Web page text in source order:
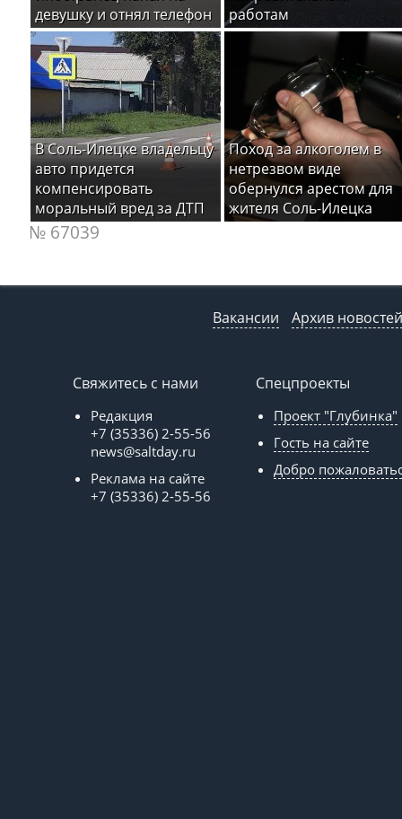
девушку и отнял телефон
работам
В Соль-Илецке владельцу
авто придется
компенсировать
моральный вред за ДТП
Поход за алкоголем в
нетрезвом виде
обернулся арестом для
жителя Соль-Илецка
№ 67039
Вакансии Архив новостей
Свяжитесь с нами
Редакция
+7 (35336) 2-55-56
news@saltday.ru
Реклама на сайте
+7 (35336) 2-55-56
Спецпроекты
Проект "Глубинка"
Гость на сайте
Добро